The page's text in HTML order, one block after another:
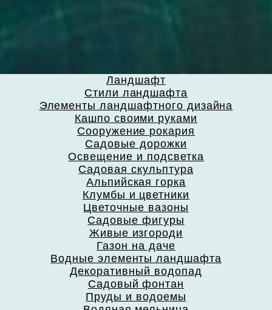
Ландшафт
Стили ландшафта
Элементы ландшафтного дизайна
Кашпо своими руками
Сооружение рокария
Садовые дорожки
Освещение и подсветка
Садовая скульптура
Альпийская горка
Клумбы и цветники
Цветочные вазоны
Садовые фигуры
Живые изгороди
Газон на даче
Водные элементы ландшафта
Декоративный водопад
Садовый фонтан
Пруды и водоемы